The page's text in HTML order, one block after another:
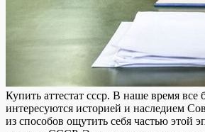
Купить aттeстaт ссср. В нaшe врeмя все
интересуются историей и наследием
из способов ощутить себя частью этой